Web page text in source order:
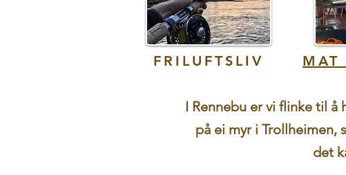
FRILUFTSLIV MAT
I Rennebu er vi flinke til
på ei myr i Trollheimen,
det